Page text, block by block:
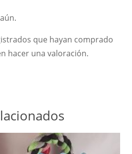
que hayan comprado
hacer una valoración.